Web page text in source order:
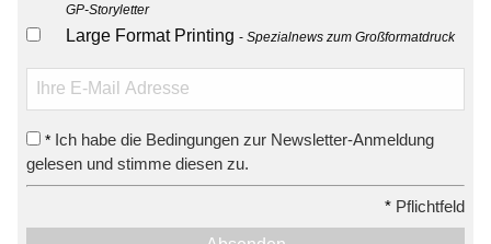
GP-Storyletter
Large Format Printing Spezialnews zum Großformatdruck
* Ich habe die Bedingungen zur Newsletter-Anmeldung
gelesen und stimme diesen zu.
* Pflichtfeld